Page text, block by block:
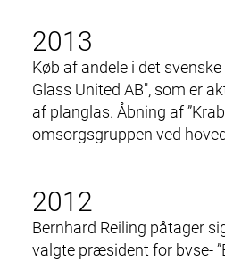
2013
Køb af andele i det
Glass United AB", som er
af planglas. Åbning af
omsorgsgruppen ved
2012
Bernhard Reiling påtager
valgte præsident for bvse-